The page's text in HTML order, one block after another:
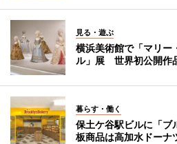
見る・遊ぶ
横浜美術館で「マリー
ル」展 世界初公開作
暮らす・働く
保土ケ谷駅ビルに「
板商品は高加水ドーナ